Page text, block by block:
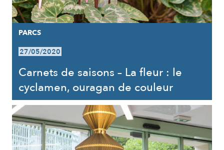
PARCS
27/05/2020
Carnets de saisons – La fleur : le
cyclamen, ouragan de couleur